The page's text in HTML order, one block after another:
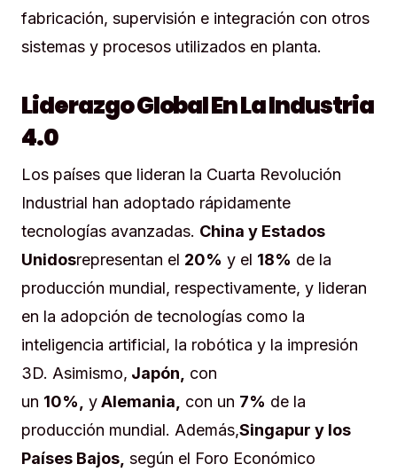
fabricación, supervisión e integración con otros
sistemas y procesos utilizados en planta.
Liderazgo Global En La Industria
4.0
Los países que lideran la Cuarta Revolución
Industrial han adoptado rápidamente
tecnologías avanzadas. China y Estados
Unidosrepresentan el 20% y el 18% de la
producción mundial, respectivamente, y lideran
en la adopción de tecnologías como la
inteligencia artificial, la robótica y la impresión
3D. Asimismo, Japón,
con
un 10%, yAlemania, con un 7% de la
producción mundial. Además,Singapur y los
Países Bajos, según el Foro Económico